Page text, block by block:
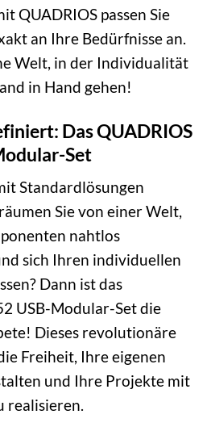
QUADRIOS passen Sie
an Ihre Bedürfnisse an.
Welt, in der Individualität
in Hand gehen!
Das QUADRIOS
Set
Standardlösungen
Sie von einer Welt,
nahtlos
sich Ihren individuellen
Dann ist das
USB-Modular-Set die
Dieses revolutionäre
Freiheit, Ihre eigenen
und Ihre Projekte mit
realisieren.